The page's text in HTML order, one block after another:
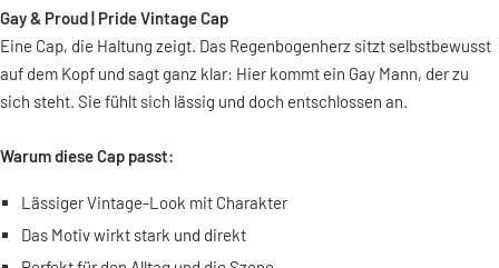
Gay & Proud | Pride Vintage Cap
Eine Cap, die Haltung zeigt. Das Regenbogenherz sitzt selbstbewusst
auf dem Kopf und sagt ganz klar: Hier kommt ein Gay Mann, der zu
sich steht. Sie fühlt sich lässig und doch entschlossen an.
Warum diese Cap passt:
Lässiger Vintage-Look mit Charakter
Das Motiv wirkt stark und direkt